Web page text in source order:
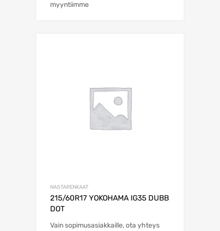
myyntiimme
NASTARENKAAT
215/60R17 YOKOHAMA IG35 DUBB
DOT
Vain sopimusasiakkaille, ota yhteys